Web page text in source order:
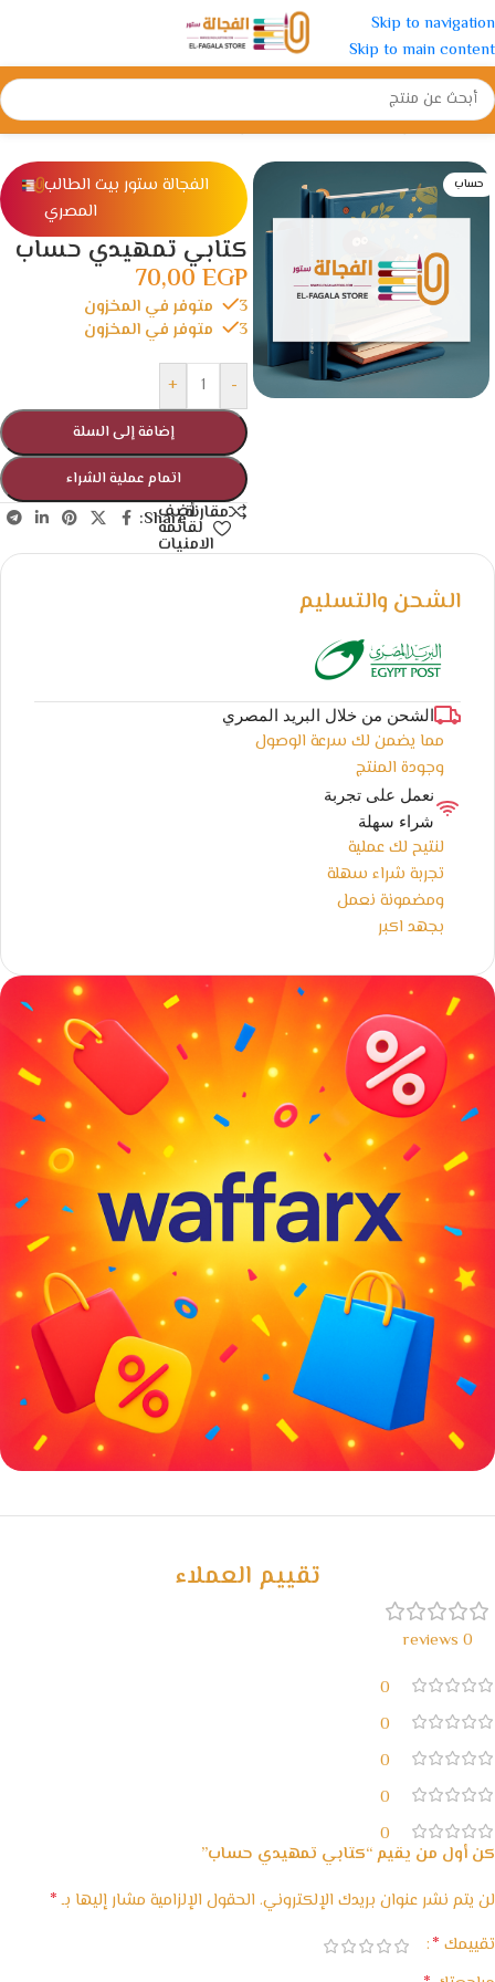
Skip to navigation
Skip to main content
الرئيسية/رياض الأطفال/كتب التأسيس
حساب
الفجالة ستور بيت الطالب
المصري
كتابي تمهيدي حساب
70,00 EGP
3 متوفر في المخزون
3 متوفر في المخزون
-
+
إضافة إلى السلة
اتمام عملية الشراء
مقارنةأضف
لقائمة
الامنيات
Share:
الشحن والتسليم
الشحن من خلال البريد المصري
مما يضمن لك سرعة الوصول
وجودة المنتج
نعمل على تجربة
شراء سهلة
لنتيح لك عملية
تجربة شراء سهلة
ومضمونة نعمل
بجهد اكبر
خصومات كبيرة
تقييم العملاء
0 reviews
0
0
0
0
0
كن أول من يقيم “كتابي تمهيدي حساب”
لن يتم نشر عنوان بريدك الإلكتروني. الحقول الإلزامية مشار إليها بـ*
تقييمك *